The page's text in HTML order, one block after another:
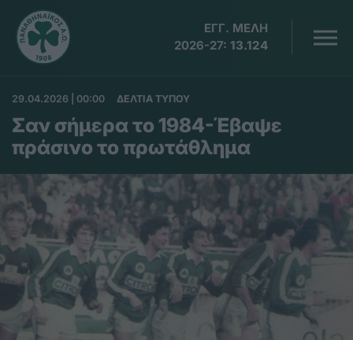
ΕΓΓ. ΜΕΛΗ
2026-27: 13.124
29.04.2026 | 00:00 ΔΕΛΤΙΑ ΤΥΠΟΥ
Σαν σήμερα το 1984-Έβαψε
πράσινο το πρωτάθλημα